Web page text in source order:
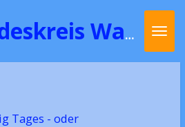
Freundeskreis Waldeck e.V.
Tages - oder